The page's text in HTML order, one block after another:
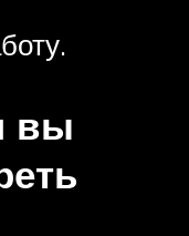
вы